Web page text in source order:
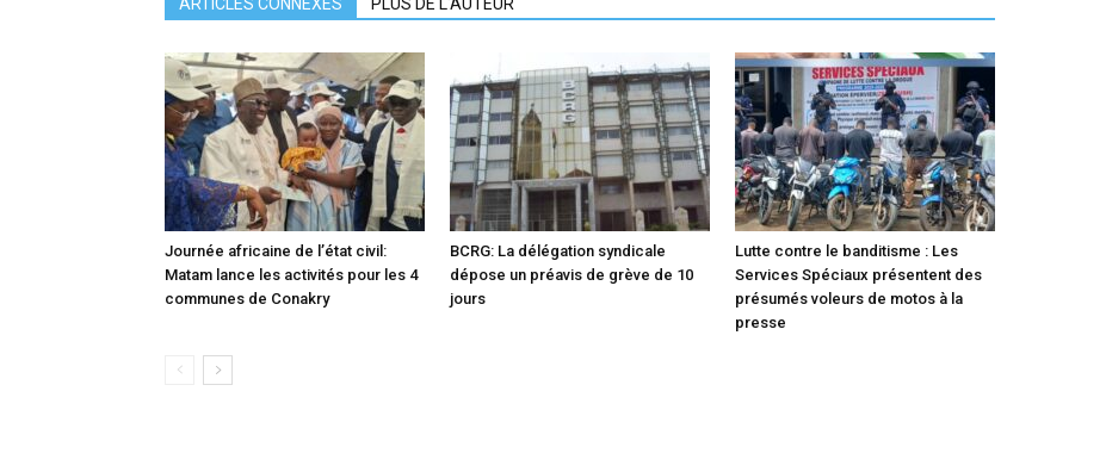
Journée africaine de l’état civil:
Matam lance les activités pour les 4
communes de Conakry
BCRG: La délégation syndicale
dépose un préavis de grève de 10
jours
Lutte contre le banditisme : Les
Services Spéciaux présentent des
présumés voleurs de motos à la
presse